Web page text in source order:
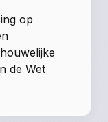
op
de Wet